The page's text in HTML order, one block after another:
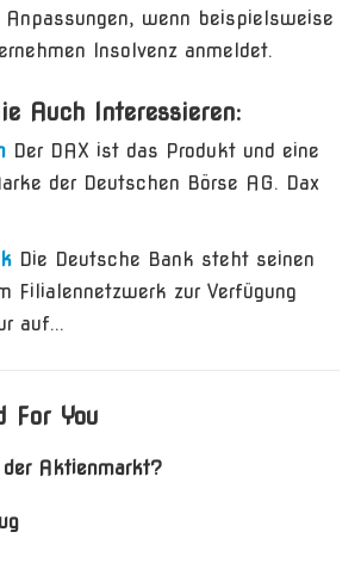
Anpassungen, wenn beispielsweise
Insolvenz anmeldet.
Auch Interessieren:
Der DAX ist das Produkt und eine
der Deutschen Börse AG. Dax
Die Deutsche Bank steht seinen
Filialennetzwerk zur Verfügung
auf...
For You
Aktienmarkt?